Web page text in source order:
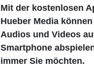
Mit der kostenlosen
Hueber Media
Audios und Videos
Smartphone
immer Sie möchten.